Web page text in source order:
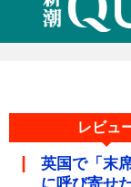
レビュ
英国で「末